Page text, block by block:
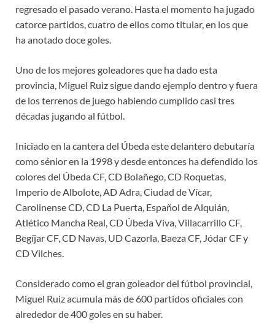
regresado el pasado verano. Hasta el momento ha jugado
catorce partidos, cuatro de ellos como titular, en los que
ha anotado doce goles.
Uno de los mejores goleadores que ha dado esta
provincia, Miguel Ruiz sigue dando ejemplo dentro y fuera
de los terrenos de juego habiendo cumplido casi tres
décadas jugando al fútbol.
Iniciado en la cantera del Úbeda este delantero debutaría
como sénior en la 1998 y desde entonces ha defendido los
colores del Úbeda CF, CD Bolañego, CD Roquetas,
Imperio de Albolote, AD Adra, Ciudad de Vícar,
Carolinense CD, CD La Puerta, Español de Alquián,
Atlético Mancha Real, CD Úbeda Viva, Villacarrillo CF,
Begíjar CF, CD Navas, UD Cazorla, Baeza CF, Jódar CF y
CD Vilches.
Considerado como el gran goleador del fútbol provincial,
Miguel Ruiz acumula más de 600 partidos oficiales con
alrededor de 400 goles en su haber.